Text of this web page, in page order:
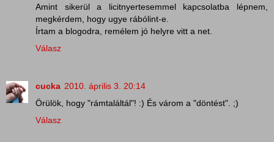
Amint sikerül a licitnyertesemmel kapcsolatba lépnem,
megkérdem, hogy ugye rábólint-e.
Írtam a blogodra, remélem jó helyre vitt a net.
Válasz
cucka 2010. április 3. 20:14
Örülök, hogy "rámtaláltál"! :) És várom a "döntést". ;)
Válasz